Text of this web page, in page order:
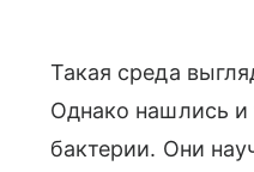
Такая среда
Однако нашлись
бактерии. Они